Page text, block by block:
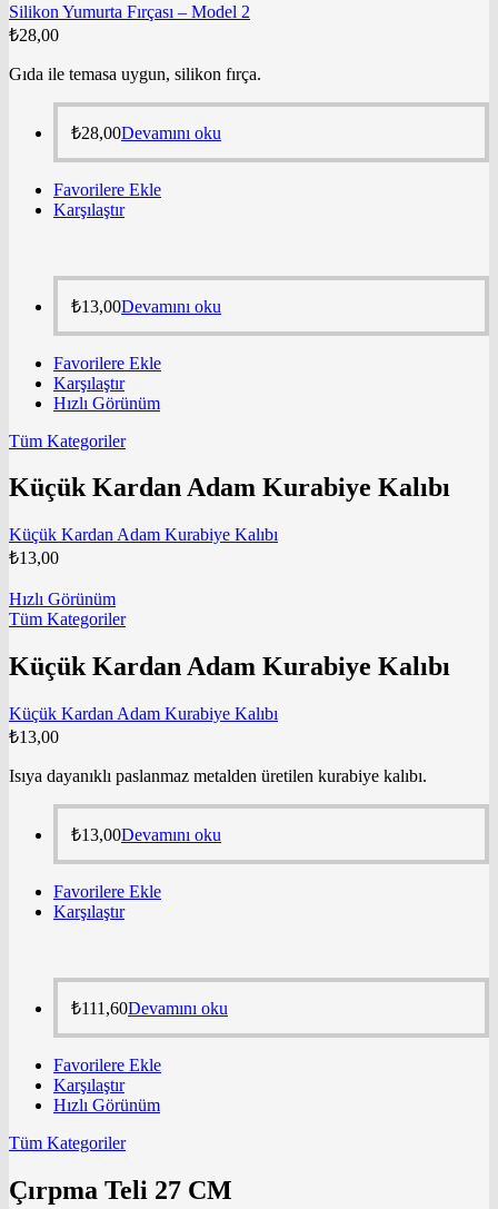
Silikon Yumurta Fırçası – Model 2
₺28,00
Gıda ile temasa uygun, silikon fırça.
₺28,00Devamını oku
Favorilere Ekle
Karşılaştır
₺13,00Devamını oku
Favorilere Ekle
Karşılaştır
Hızlı Görünüm
Tüm Kategoriler
Küçük Kardan Adam Kurabiye Kalıbı
Küçük Kardan Adam Kurabiye Kalıbı
₺13,00
Hızlı Görünüm
Tüm Kategoriler
Küçük Kardan Adam Kurabiye Kalıbı
Küçük Kardan Adam Kurabiye Kalıbı
₺13,00
Isıya dayanıklı paslanmaz metalden üretilen kurabiye kalıbı.
₺13,00Devamını oku
Favorilere Ekle
Karşılaştır
₺111,60Devamını oku
Favorilere Ekle
Karşılaştır
Hızlı Görünüm
Tüm Kategoriler
Çırpma Teli 27 CM